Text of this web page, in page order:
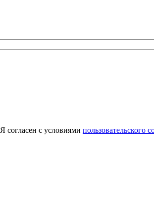
Я согласен с условиями пользовательского